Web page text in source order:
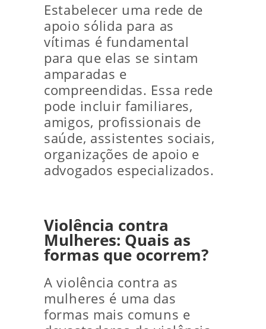
Estabelecer uma rede de
apoio sólida para as
vítimas é fundamental
para que elas se sintam
amparadas e
compreendidas. Essa rede
pode incluir familiares,
amigos, profissionais de
saúde, assistentes sociais,
organizações de apoio e
advogados especializados.
Violência contra
Mulheres: Quais as
formas que ocorrem?
A violência contra as
mulheres é uma das
formas mais comuns e